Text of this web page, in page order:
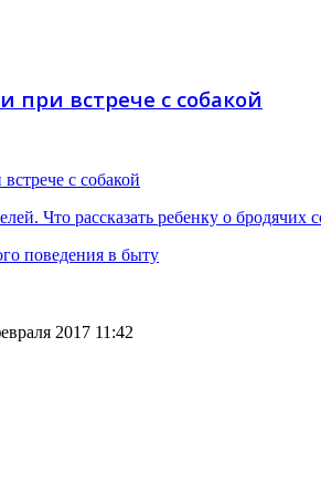
при встрече с собакой
с собакой
Что рассказать ребенку о бродячих
поведения в быту
2017 11:42